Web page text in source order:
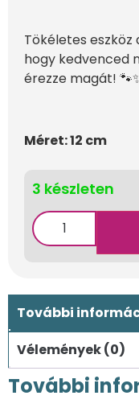
Tökéletes
hogy kedvenced
érezze magát!
Méret: 12 cm
3 készleten
További
Vélemények (0)
További